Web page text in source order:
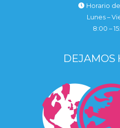
Horario
Lunes –
8:00 –
DEJAMOS